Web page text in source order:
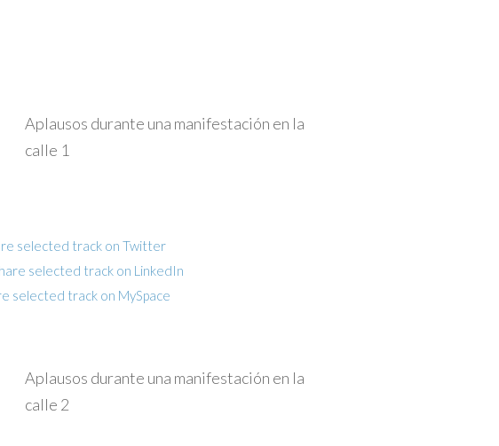
Aplausos durante una manifestación en la
calle 1
Aplausos durante una manifestación en la
calle 2